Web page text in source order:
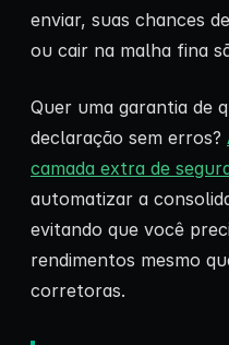
enviar, suas chances
ou cair na malha fina
Quer uma garantia de
declaração sem erros?
camada extra de
automatizar a
evitando que você
rendimentos mesmo
corretoras.